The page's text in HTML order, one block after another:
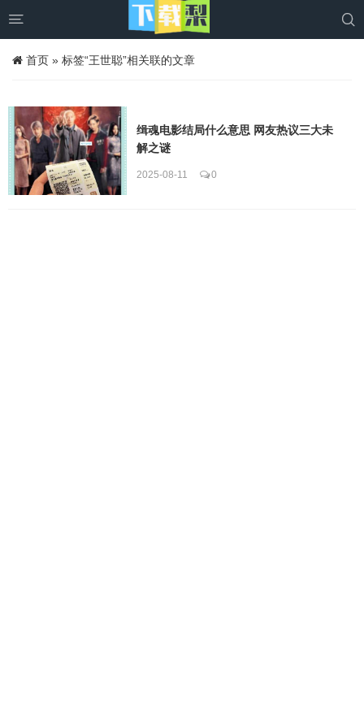
 
首页 » 标签“王世聪”相关联的文章
缉魂电影结局什么意思 网友热议三大未
解之谜
2025-08-11 0